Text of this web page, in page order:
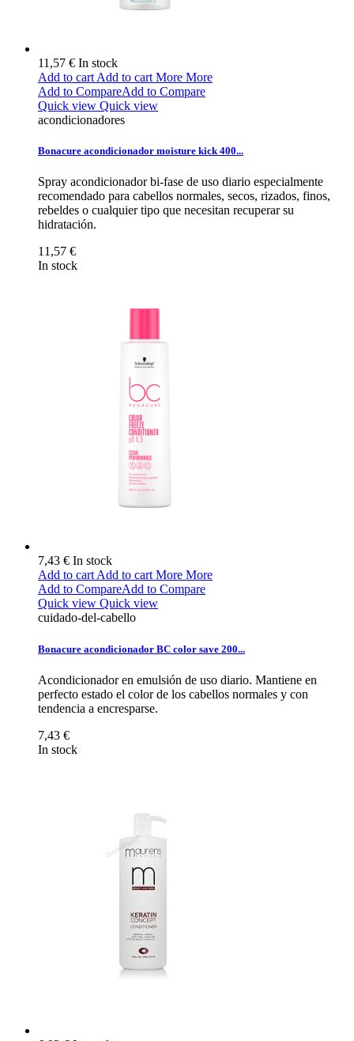
11,57 € In stock
Add to cart Add to cart More More
Add to CompareAdd to Compare
Quick view Quick view
acondicionadores
Bonacure acondicionador moisture kick 400...
Spray acondicionador bi-fase de uso diario especialmente
recomendado para cabellos normales, secos, rizados, finos,
rebeldes o cualquier tipo que necesitan recuperar su
hidratación.
11,57 €
In stock
7,43 € In stock
Add to cartAdd to cart More More
Add to CompareAdd to Compare
Quick view Quick view
cuidado-del-cabello
Bonacure acondicionador BC color save 200...
Acondicionador en emulsión de uso diario. Mantiene en
perfecto estado el color de los cabellos normales y con
tendencia a encresparse.
7,43 €
In stock